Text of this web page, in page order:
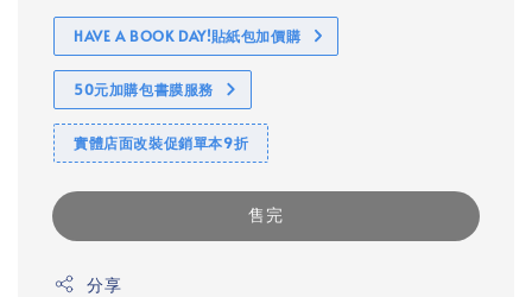
HAVE A BOOK DAY!貼紙包加價購
50元加購包書膜服務
實體店面改裝促銷單本9折
售完
分享